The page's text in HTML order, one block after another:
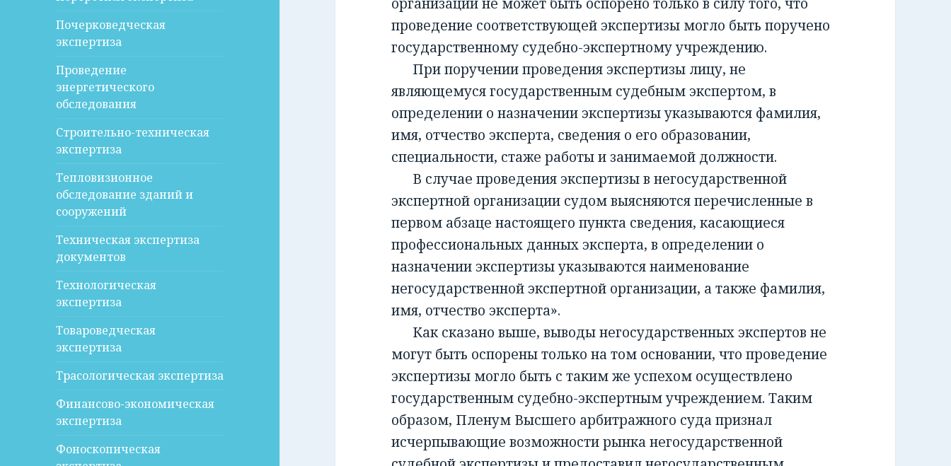
Почерковедческая
экспертиза
Проведение
энергетического
обследования
Строительно-техническая
экспертиза
Тепловизионное
обследование зданий и
сооружений
Техническая экспертиза
документов
Технологическая
экспертиза
Товароведческая
экспертиза
Трасологическая экспертиза
Финансово-экономическая
экспертиза
Фоноскопическая
проведение соответствующей экспертизы могло быть поручено
государственному судебно-экспертному учреждению.
При поручении проведения экспертизы лицу, не
являющемуся государственным судебным экспертом, в
определении о назначении экспертизы указываются фамилия,
имя, отчество эксперта, сведения о его образовании,
специальности, стаже работы и занимаемой должности.
В случае проведения экспертизы в негосударственной
экспертной организации судом выясняются перечисленные в
первом абзаце настоящего пункта сведения, касающиеся
профессиональных данных эксперта, в определении о
назначении экспертизы указываются наименование
негосударственной экспертной организации, а также фамилия,
имя, отчество эксперта».
Как сказано выше, выводы негосударственных экспертов не
могут быть оспорены только на том основании, что проведение
экспертизы могло быть с таким же успехом осуществлено
государственным судебно-экспертным учреждением. Таким
образом, Пленум Высшего арбитражного суда признал
исчерпывающие возможности рынка негосударственной